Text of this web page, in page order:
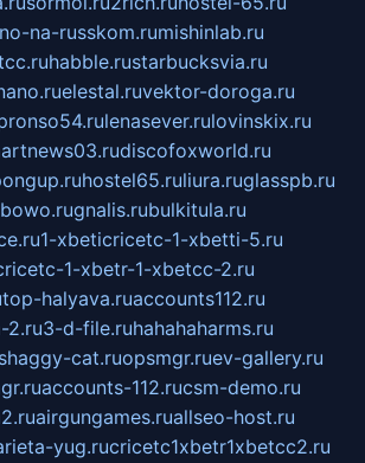
na-russkom.rumishinlab.ru
habble.rustarbucksvia.ru
elestal.ruvektor-doroga.ru
lenasever.rulovinskix.ru
discofoxworld.ru
hostel65.ruliura.ruglasspb.ru
gnalis.rubulkitula.ru
1-xbeticricetc-1-xbetti-5.ru
1-xbetr-1-xbetcc-2.ru
top-halyava.ruaccounts112.ru
2.ru3-d-file.ruhahahaharms.ru
shaggy-cat.ruopsmgr.ruev-gallery.ru
accounts-112.rucsm-demo.ru
airgungames.ruallseo-host.ru
yug.rucricetc1xbetr1xbetcc2.ru